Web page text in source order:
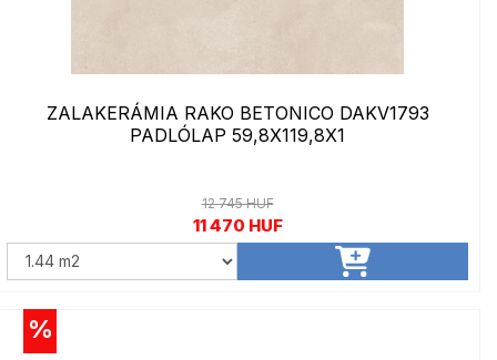
ZALAKERÁMIA RAKO BETONICO DAKV1793
PADLÓLAP 59,8X119,8X1
12 745 HUF
11 470 HUF
%